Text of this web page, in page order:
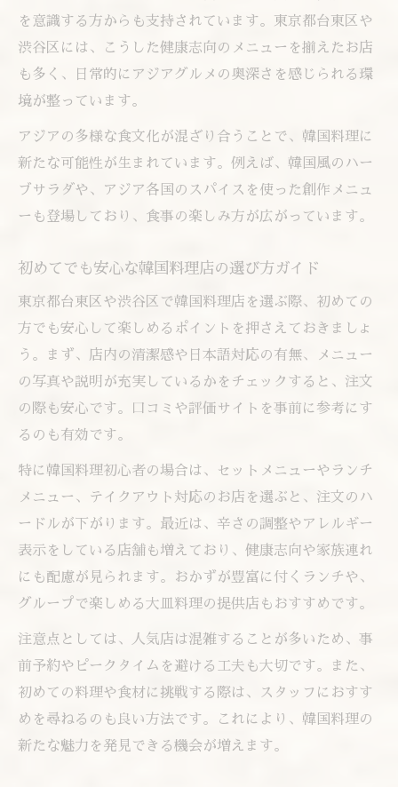
を意識する方からも支持されています。東京都台東区や
渋谷区には、こうした健康志向のメニューを揃えたお店
も多く、日常的にアジアグルメの奥深さを感じられる環
境が整っています。
アジアの多様な食文化が混ざり合うことで、韓国料理に
新たな可能性が生まれています。例えば、韓国風のハー
ブサラダや、アジア各国のスパイスを使った創作メニュ
ーも登場しており、食事の楽しみ方が広がっています。
初めてでも安心な韓国料理店の選び方ガイド
東京都台東区や渋谷区で韓国料理店を選ぶ際、初めての
方でも安心して楽しめるポイントを押さえておきましょ
う。まず、店内の清潔感や日本語対応の有無、メニュー
の写真や説明が充実しているかをチェックすると、注文
の際も安心です。口コミや評価サイトを事前に参考にす
るのも有効です。
特に韓国料理初心者の場合は、セットメニューやランチ
メニュー、テイクアウト対応のお店を選ぶと、注文のハ
ードルが下がります。最近は、辛さの調整やアレルギー
表示をしている店舗も増えており、健康志向や家族連れ
にも配慮が見られます。おかずが豊富に付くランチや、
グループで楽しめる大皿料理の提供店もおすすめです。
注意点としては、人気店は混雑することが多いため、事
前予約やピークタイムを避ける工夫も大切です。また、
初めての料理や食材に挑戦する際は、スタッフにおすす
めを尋ねるのも良い方法です。これにより、韓国料理の
新たな魅力を発見できる機会が増えます。